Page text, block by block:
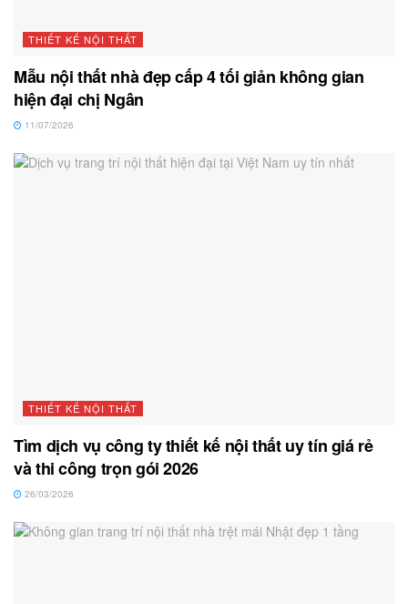
THIẾT KẾ NỘI THẤT
Mẫu nội thất nhà đẹp cấp 4 tối giản không gian
hiện đại chị Ngân
11/07/2026
THIẾT KẾ NỘI THẤT
Tìm dịch vụ công ty thiết kế nội thất uy tín giá rẻ
và thi công trọn gói 2026
26/03/2026